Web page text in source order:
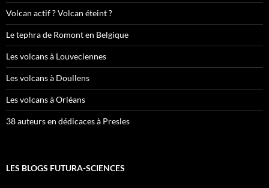
Volcan actif ? Volcan éteint ?
Le tephra de Romont en Belgique
Les volcans à Louveciennes
Les volcans à Doullens
Les volcans à Orléans
38 auteurs en dédicaces à Presles
LES BLOGS FUTURA-SCIENCES